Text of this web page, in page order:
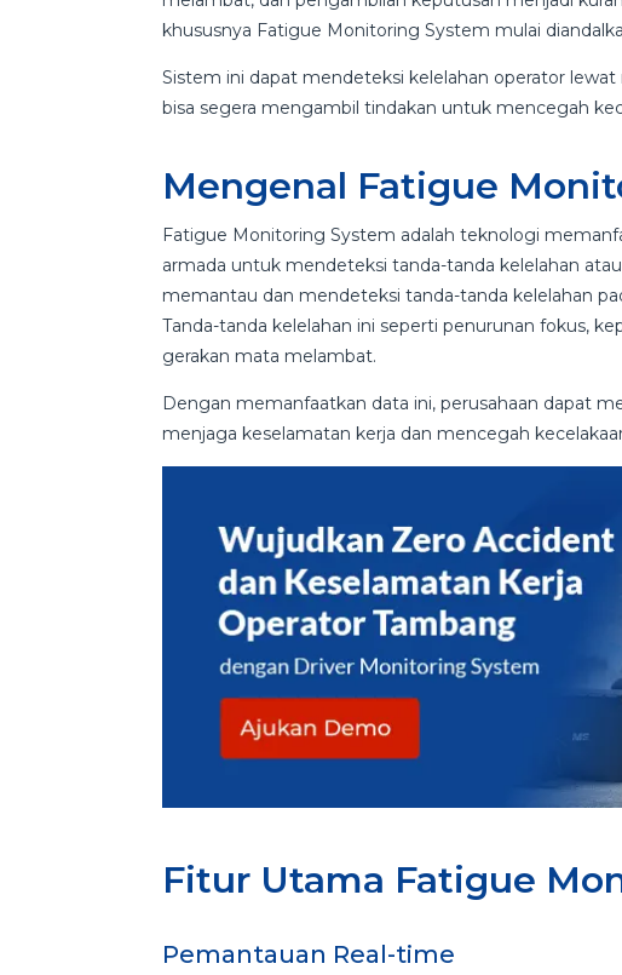
khususnya Fatigue Monitoring System mulai
Sistem ini dapat mendeteksi kelelahan operator
bisa segera mengambil tindakan untuk mencegah
Mengenal Fatigue
Fatigue Monitoring System adalah teknologi
armada untuk mendeteksi tanda-tanda kelelahan
memantau dan mendeteksi tanda-tanda kelelahan
Tanda-tanda kelelahan ini seperti penurunan fokus,
gerakan mata melambat.
Dengan memanfaatkan data ini, perusahaan dapat
menjaga keselamatan kerja dan mencegah
Fitur Utama Fatigue
Pemantauan Real-time